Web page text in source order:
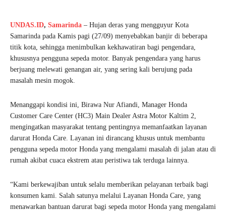
UNDAS.ID, Samarinda – Hujan deras yang mengguyur Kota
Samarinda pada Kamis pagi (27/09) menyebabkan banjir di beberapa
titik kota, sehingga menimbulkan kekhawatiran bagi pengendara,
khususnya pengguna sepeda motor. Banyak pengendara yang harus
berjuang melewati genangan air, yang sering kali berujung pada
masalah mesin mogok.
Menanggapi kondisi ini, Birawa Nur Afiandi, Manager Honda
Customer Care Center (HC3) Main Dealer Astra Motor Kaltim 2,
mengingatkan masyarakat tentang pentingnya memanfaatkan layanan
darurat Honda Care. Layanan ini dirancang khusus untuk membantu
pengguna sepeda motor Honda yang mengalami masalah di jalan atau di
rumah akibat cuaca ekstrem atau peristiwa tak terduga lainnya.
“Kami berkewajiban untuk selalu memberikan pelayanan terbaik bagi
konsumen kami. Salah satunya melalui Layanan Honda Care, yang
menawarkan bantuan darurat bagi sepeda motor Honda yang mengalami